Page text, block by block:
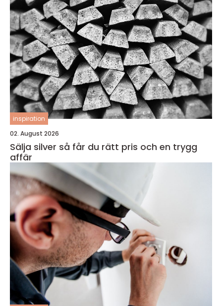
inspiration
02. August 2026
Sälja silver så får du rätt pris och en trygg
affär